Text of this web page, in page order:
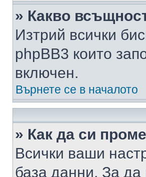
» Какво
Изтрий всички
phpBB3 които
включен.
Върнете се в началото
» Как да си
Всички ваши
база данни. За да